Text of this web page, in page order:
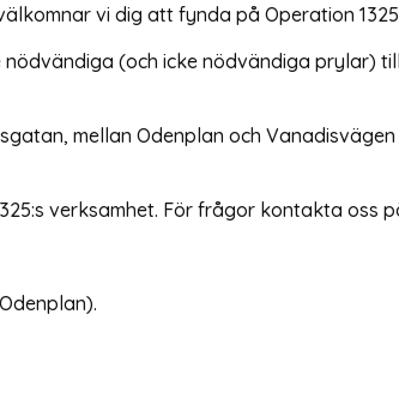
vi dig att fynda på Operation
(och icke nödvändiga prylar)
mellan Odenplan och
verksamhet. För frågor kontakta oss